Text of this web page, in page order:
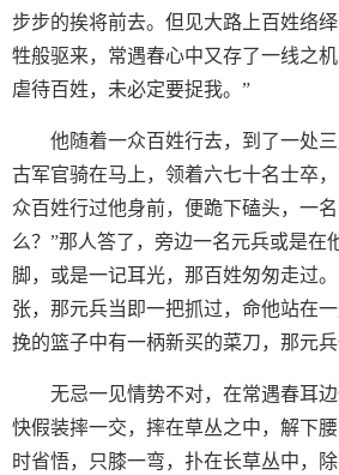
步步的挨将前去。但见大路上百姓络
牲般驱来，常遇春心中又存了一线之
虐待百姓，未必定要捉我。”
他随着一众百姓行去，到了一处
古军官骑在马上，领着六七十名士卒，
众百姓行过他身前，便跪下磕头，一
么？”那人答了，旁边一名元兵或是在
脚，或是一记耳光，那百姓匆匆走过
张，那元兵当即一把抓过，命他站在
挽的篮子中有一柄新买的菜刀，那元兵
无忌一见情势不对，在常遇春耳
快假装摔一交，摔在草丛之中，解下
时省悟，只膝一弯，扑在长草丛中，